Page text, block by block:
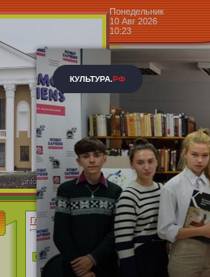
Понедельник
10 Авг 2026
10:23
Центр
Блог »
Главная Ноябрь » 10
ПРАЗДНИЧНЫЙ